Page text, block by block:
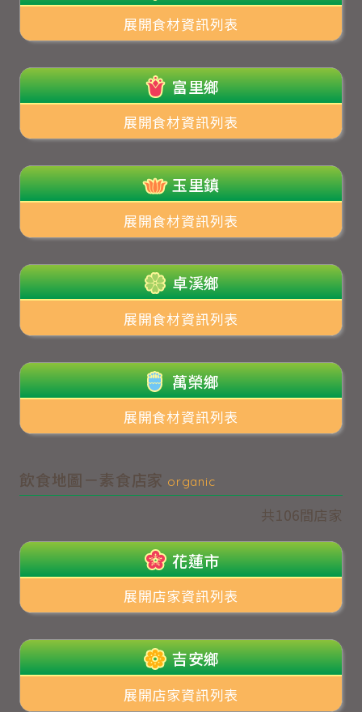
展開食材資訊列表
富里鄉
展開食材資訊列表
玉里鎮
展開食材資訊列表
卓溪鄉
展開食材資訊列表
萬榮鄉
展開食材資訊列表
飲食地圖－素食店家 organic
共106間店家
花蓮市
展開店家資訊列表
吉安鄉
展開店家資訊列表